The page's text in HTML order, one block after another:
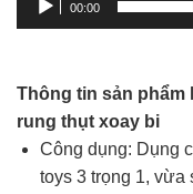
00:00
Thông tin sản
rung thụt xoay bi
Công dụng: Dụng
toys 3 trọng 1,